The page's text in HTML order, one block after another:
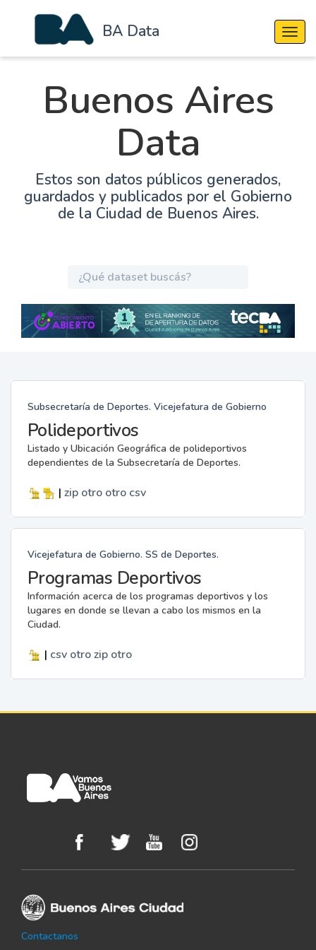
BA Data
Buenos Aires
Data
Estos son datos públicos generados,
guardados y publicados por el Gobierno
de la Ciudad de Buenos Aires.
Subsecretaría de Deportes. Vicejefatura de Gobierno
Polideportivos
Listado y Ubicación Geográfica de polideportivos
dependientes de la Subsecretaría de Deportes.
| zip otro otro csv
Vicejefatura de Gobierno. SS de Deportes.
Programas Deportivos
Información acerca de los programas deportivos y los
lugares en donde se llevan a cabo los mismos en la
Ciudad.
| csv otro zip otro
Contactanos